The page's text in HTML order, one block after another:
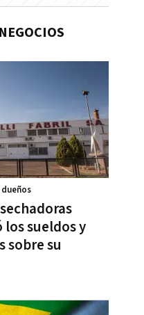
los sueldos y
sobre su